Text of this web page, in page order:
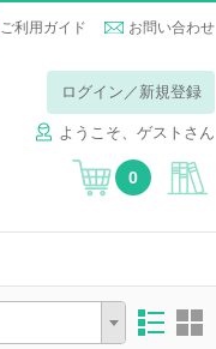
ご利用ガイド お問い合わせ
ログイン／新規登録
ようこそ、ゲストさん
0